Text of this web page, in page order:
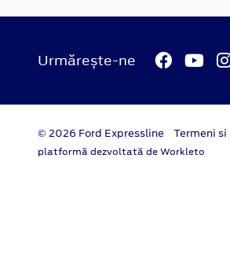
Urmărește-ne
© 2026 Ford Expressline Termeni
platformă dezvoltată de Workleto